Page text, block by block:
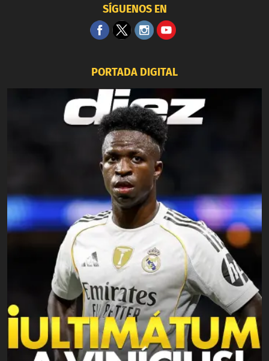
SÍGUENOS EN
PORTADA DIGITAL